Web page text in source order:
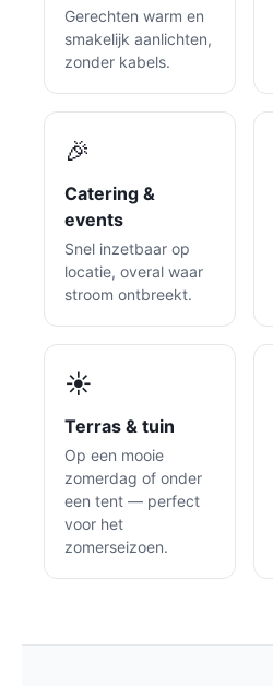
Gerechten warm en
smakelijk aanlichten,
zonder kabels.
🎉
Catering &
events
Snel inzetbaar op
locatie, overal waar
stroom ontbreekt.
☀️
Terras & tuin
Op een mooie
zomerdag of onder
een tent — perfect
voor het
zomerseizoen.